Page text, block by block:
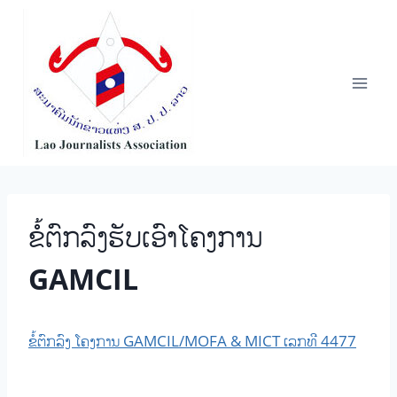
content
ຂໍ້ຕົກລົງຮັບເອົາໂຄງການ
GAMCIL
ຂໍ້ຕົກລົງ ໂຄງການ GAMCIL/MOFA & MICTເລກທີ 4477